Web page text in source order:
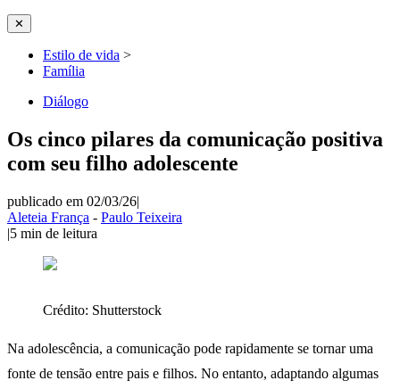
✕
Estilo de vida >
Família
Diálogo
Os cinco pilares da comunicação positiva
com seu filho adolescente
publicado em 02/03/26|
Aleteia França - Paulo Teixeira
|5 min de leitura
Crédito: Shutterstock
Na adolescência, a comunicação pode rapidamente se tornar uma
fonte de tensão entre pais e filhos. No entanto, adaptando algumas